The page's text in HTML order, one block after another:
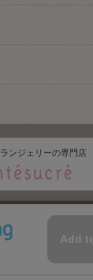
ンジェリーの専門店
ヤ
プライバシーポリシー